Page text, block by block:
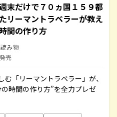
末だけで７０ヵ国１５９都
リーマントラベラーが教え
間の作り方
み物
売
「リーマントラベラー」が、
時間の作り方”を全力プレゼ